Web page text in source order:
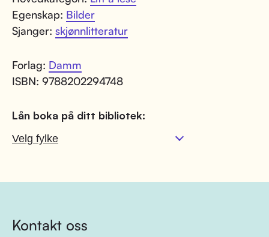
Egenskap: Bilder
Sjanger: skjønnlitteratur
Forlag: Damm
ISBN: 9788202294748
Lån boka på ditt bibliotek:
Kontakt oss